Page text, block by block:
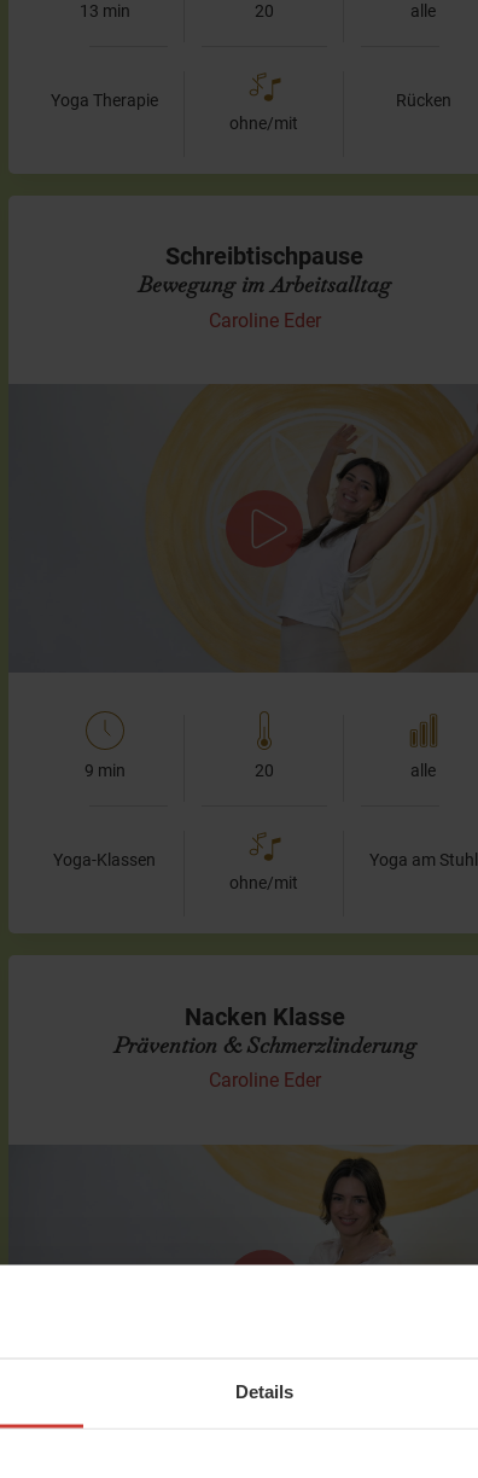
Details
13 min 20 alle
Yoga Therapie
ohne/mit
Rücken
Schreibtischpause
Bewegung im Arbeitsalltag
Caroline Eder
Kurze Pause, große Wirkung – Yoga am
Arbeitsplatz
In dieser kurzen, aber effektiven Schreibtischpause lade ich
Dich ein, mit mir gemeinsam den Körper wieder in Fluss zu
bringen. Wir starten direkt…
9 min 20 alle
Yoga-Klassen
ohne/mit
Yoga am Stuhl
Nacken Klasse
Prävention & Schmerzlinderung
Caroline Eder
Verspannungen sanft lösen
Diese Nacken-Klasse richtet sich an Dich, wenn Dein Nacken